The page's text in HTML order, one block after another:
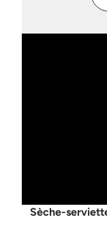
Sèche-